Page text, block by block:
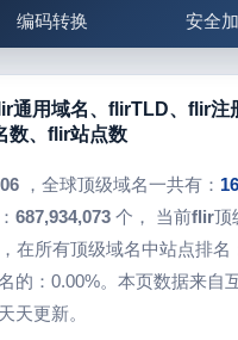
编码转换 安全
生活便民 更多
5.1支付宝大红包
通用域名、flirTLD、flir注
数、flir站点数
，全球顶级域名一共有：
687,934,073 个， 当前flir顶
在所有顶级域名中站点排名
的：0.00%。本页数据来自
天更新。